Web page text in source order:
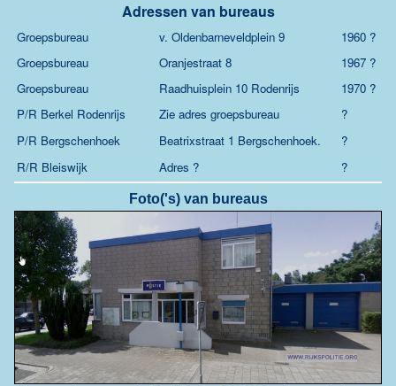
Adressen van bureaus
Groepsbureau v. Oldenbarneveldplein 9
1960 ?
Groepsbureau
Oranjestraat 8
1967 ?
Groepsbureau
Raadhuisplein 10 Rodenrijs
1970 ?
P/R Berkel Rodenrijs
Zie adres groepsbureau
?
P/R Bergschenhoek
Beatrixstraat 1 Bergschenhoek.
?
R/R Bleiswijk
Adres ? ?
Foto('s) van bureaus